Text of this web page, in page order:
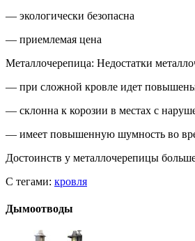
— экологически безопасна
— приемлемая цена
Металлочерепица: Недостатки
— при сложной кровле идет
— склонна к корозии в местах с
— имеет повышенную шумность во
Достоинств у металлочерепицы
С тегами: кровля
Дымоотводы